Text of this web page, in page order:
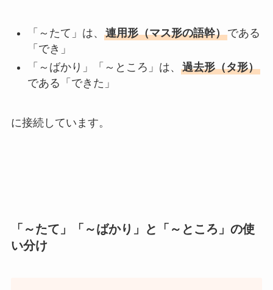
「～たて」は、 連用形（マス形の語幹）である
「でき」
「～ばかり」「～ところ」は、 過去形（タ形）
である「できた」
に接続しています。
「～たて」「～ばかり」と「～ところ」の使
い分け